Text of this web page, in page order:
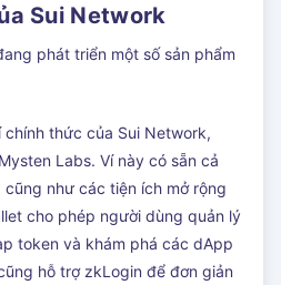
Sui Network
phát triển một số sản phẩm
thức của Sui Network,
Labs. Ví này có sẵn cả
cũng như các tiện ích mở rộng
cho phép người dùng quản lý
token và khám phá các dApp
hỗ trợ zkLogin để đơn giản